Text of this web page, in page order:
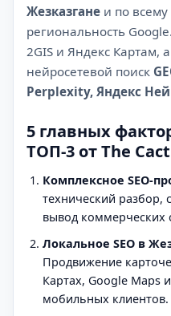
Жезказгане и по всему
региональность
2GIS и Яндекс Картам,
нейросетевой поиск
Perplexity, Яндекс
5 главных
ТОП-3 от The
Комплексное SEO-
технический разбор,
вывод коммерческих
Локальное SEO в
Продвижение
Картах, Google Maps
мобильных клиентов.